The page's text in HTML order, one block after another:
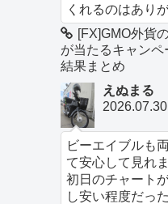
くれるのはあり
[FX]GMO外貨
が当たるキャン
結果まとめ
えぬまる
2026.07.30
ビーエイブルも
て安心して見れ
初日のチャート
し安い程度だっ